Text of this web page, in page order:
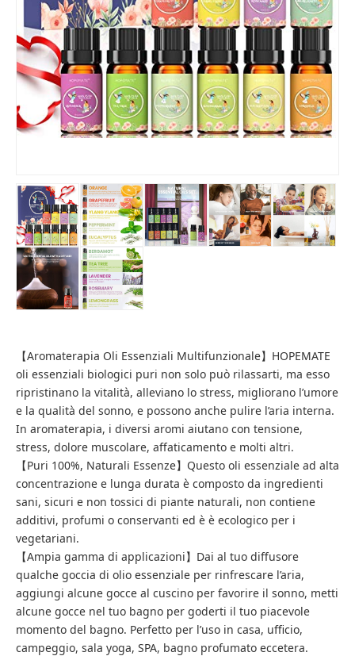
【Aromaterapia Oli Essenziali Multifunzionale】HOPEMATE
oli essenziali biologici puri non solo può rilassarti, ma esso
ripristinano la vitalità, alleviano lo stress, migliorano l’umore
e la qualità del sonno, e possono anche pulire l’aria interna.
In aromaterapia, i diversi aromi aiutano con tensione,
stress, dolore muscolare, affaticamento e molti altri.
【Puri 100%, Naturali Essenze】Questo oli essenziale ad alta
concentrazione e lunga durata è composto da ingredienti
sani, sicuri e non tossici di piante naturali, non contiene
additivi, profumi o conservanti ed è è ecologico per i
vegetariani.
【Ampia gamma di applicazioni】Dai al tuo diffusore
qualche goccia di olio essenziale per rinfrescare l’aria,
aggiungi alcune gocce al cuscino per favorire il sonno, metti
alcune gocce nel tuo bagno per goderti il tuo piacevole
momento del bagno. Perfetto per l’uso in casa, ufficio,
campeggio, sala yoga, SPA, bagno profumato eccetera.